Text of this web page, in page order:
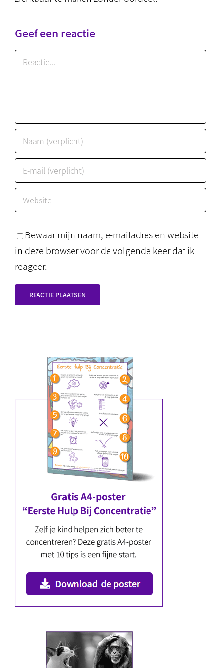
Geef een reactie
Reactie
Bewaar mijn naam, e-mailadres en website
in deze browser voor de volgende keer dat ik
reageer.